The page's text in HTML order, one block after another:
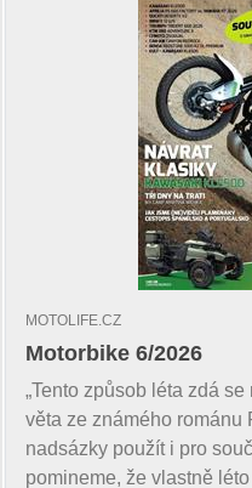
MOTOLIFE.CZ
Motorbike 6/2026
„Tento způsob léta zdá
věta ze známého románu
nadsázky použít i pro
pomineme, že vlastně